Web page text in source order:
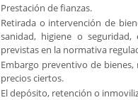
Prestación de fianzas.
Retirada o intervención de
sanidad, higiene o
previstas en la normativa
Embargo preventivo de
precios ciertos.
El depósito, retención o